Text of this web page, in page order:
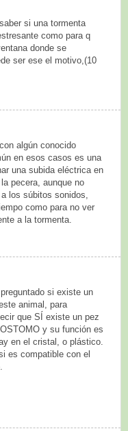
si una tormenta
como para q
donde se
ser ese el motivo,(10
algún conocido
en esos casos es una
una subida eléctrica en
pecera, aunque no
los súbitos sonidos,
como para no ver
a la tormenta.
si existe un
animal, para
que SÍ existe un pez
y su función es
en el cristal, o plástico.
es compatible con el